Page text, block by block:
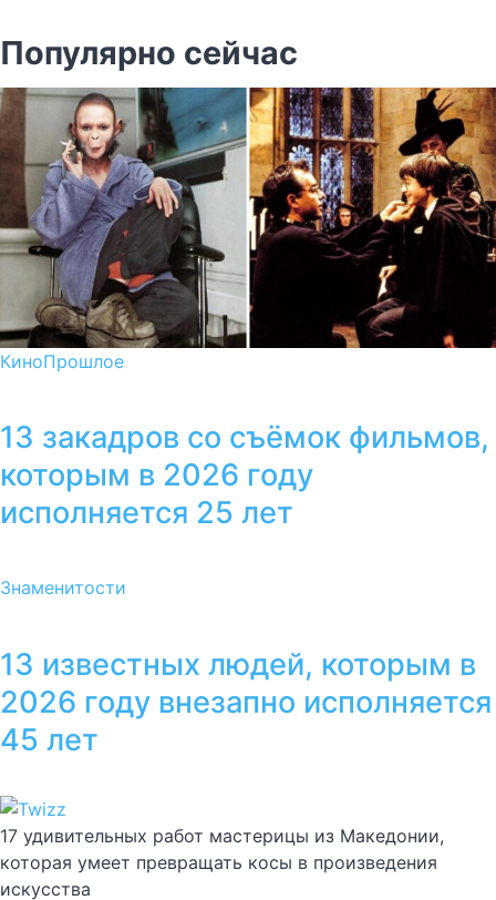
Популярно сейчас
КиноПрошлое
13 закадров со съёмок фильмов,
которым в 2026 году
исполняется 25 лет
Знаменитости
13 известных людей, которым в
2026 году внезапно исполняется
45 лет
17 удивительных работ мастерицы из Македонии,
которая умеет превращать косы в произведения
искусства